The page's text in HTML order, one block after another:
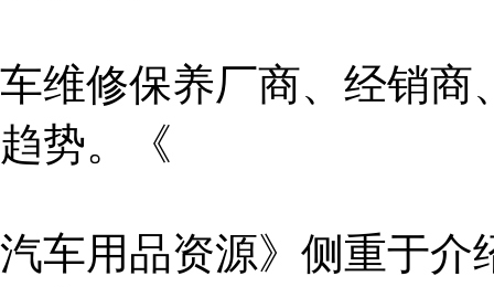
车维修保养厂商、经销商
趋势。《
汽车用品资源》侧重于介